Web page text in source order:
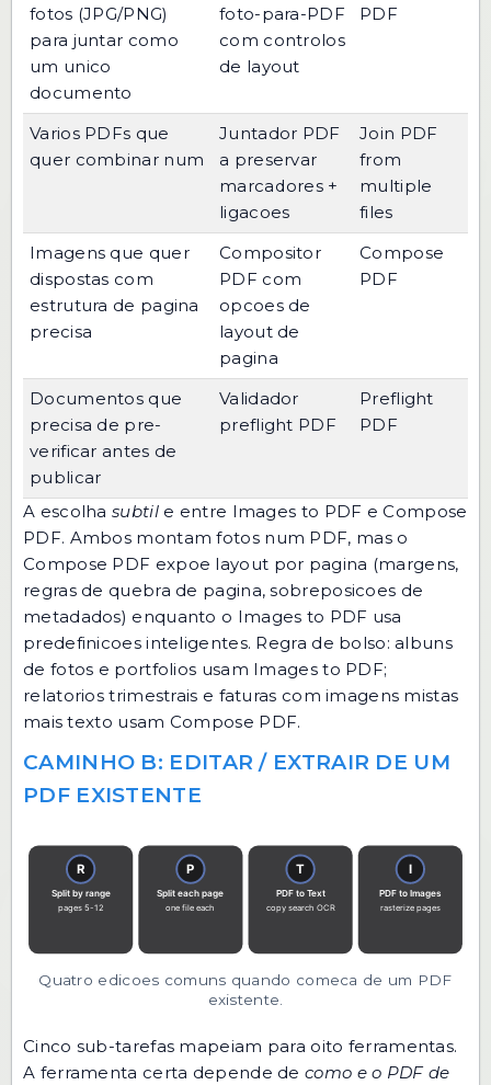
fotos (JPG/PNG)
para juntar como
um unico
documento
foto-para-PDF
com controlos
de layout
PDF
Varios PDFs que
quer combinar num
Juntador PDF
a preservar
marcadores +
ligacoes
Join PDF
from
multiple
files
Imagens que quer
dispostas com
estrutura de pagina
precisa
Compositor
PDF com
opcoes de
layout de
pagina
Compose
PDF
Documentos que
precisa de pre-
verificar antes de
publicar
Validador
preflight PDF
Preflight
PDF
A escolha subtile entre Images to PDF eCompose
PDF. Ambos montam fotos num PDF, mas o
Compose PDF expoe layout por pagina (margens,
regras de quebra de pagina, sobreposicoes de
metadados) enquanto o Images to PDF usa
predefinicoes inteligentes. Regra de bolso: albuns
de fotos e portfolios usam Images to PDF;
relatorios trimestrais e faturas com imagens mistas
mais texto usam Compose PDF.
CAMINHO B: EDITAR / EXTRAIR DE UM
PDF EXISTENTE
Quatro edicoes comuns quando comeca de um PDF
existente.
Cinco sub-tarefas mapeiam para oito ferramentas.
A ferramenta certa depende decomo e o PDF de